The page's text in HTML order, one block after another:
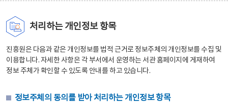
처리하는 개인정보 항목
진흥원은 다음과 같은 개인정보를 법적 근거로 정보주체의 개인정보를 수집 및
이용합니다. 자세한 사항은 각 부서에서 운영하는 서관 홈페이지에 게재하여
정보 주체가 확인할 수 있도록 안내를 하고 있습니다.
정보주체의 동의를 받아 처리하는 개인정보 항목